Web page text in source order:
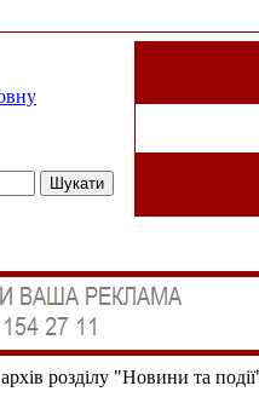
архів розділу "Новини та